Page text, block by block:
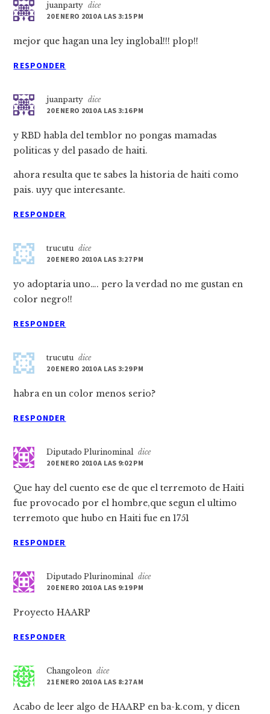
juanparty dice
20 ENERO 2010 A LAS 3:15 PM
mejor que hagan una ley inglobal!!! plop!!
RESPONDER
juanparty dice
20 ENERO 2010 A LAS 3:16 PM
y RBD habla del temblor no pongas mamadas
politicas y del pasado de haiti.
ahora resulta que te sabes la historia de haiti como
pais. uyy que interesante.
RESPONDER
trucutu dice
20 ENERO 2010 A LAS 3:27 PM
yo adoptaria uno…. pero la verdad no me gustan en
color negro!!
RESPONDER
trucutu dice
20 ENERO 2010 A LAS 3:29 PM
habra en un color menos serio?
RESPONDER
Diputado Plurinominal dice
20 ENERO 2010 A LAS 9:02 PM
Que hay del cuento ese de que el terremoto de Haiti
fue provocado por el hombre,que segun el ultimo
terremoto que hubo en Haiti fue en 1751
RESPONDER
Diputado Plurinominal dice
20 ENERO 2010 A LAS 9:19 PM
Proyecto HAARP
RESPONDER
Changoleon dice
21 ENERO 2010 A LAS 8:27 AM
Acabo de leer algo de HAARP en ba-k.com, y dicen